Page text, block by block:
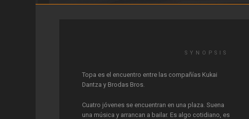
SYNOPSIS
Topa es el encuentro entre las compañías Kukai
Dantza y Brodas Bros.
Cuatro jóvenes se encuentran en una plaza. Suena
una música y arrancan a bailar. Es algo cotidiano, es